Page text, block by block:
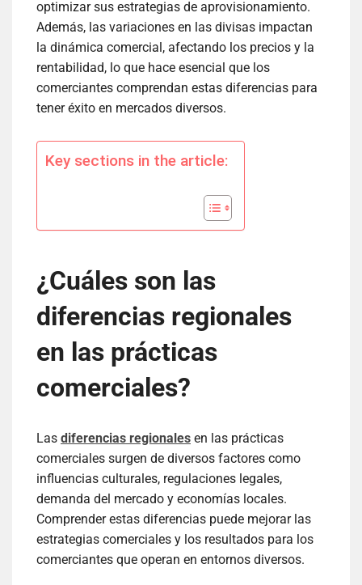
optimizar sus estrategias de aprovisionamiento.
Además, las variaciones en las divisas impactan
la dinámica comercial, afectando los precios y la
rentabilidad, lo que hace esencial que los
comerciantes comprendan estas diferencias para
tener éxito en mercados diversos.
Key sections in the article:
¿Cuáles son las
diferencias regionales
en las prácticas
comerciales?
Las diferencias regionales en las prácticas
comerciales surgen de diversos factores como
influencias culturales, regulaciones legales,
demanda del mercado y economías locales.
Comprender estas diferencias puede mejorar las
estrategias comerciales y los resultados para los
comerciantes que operan en entornos diversos.